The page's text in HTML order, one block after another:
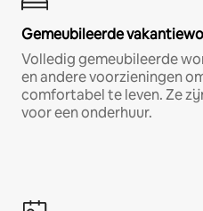
Gemeubileerde
Volledig gemeubileerde
en andere voorzieningen
comfortabel te leven. Ze
voor een onderhuur.